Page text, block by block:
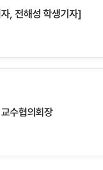
, 전해성 학생기자]
수협의회장